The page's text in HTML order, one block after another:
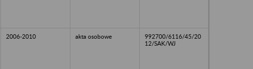
2006-2010 akta osobowe
992700/6116/45/20
12/SAK/WJ